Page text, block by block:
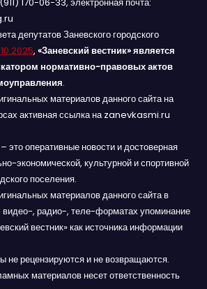
170-06-33, электронная почта:
депутатов Заневского городского
, «Заневский вестник» является
нормативно-правовых актов
.
материалов данного сайта на
активная ссылка на zanevkasmi.ru
– это оперативные новости и достоверная
экономической, культурной и спортивной
поселения.
материалов данного сайта в
видео-, радио-, теле-форматах упоминание
вестник» как источника информации
не рецензируются и не возвращаются.
материалов несет ответственность